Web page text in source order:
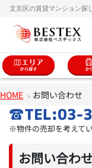
文京区の賃貸マンション探
HOME お問い合わせ
※物件の売却を考えて
お問い合わ